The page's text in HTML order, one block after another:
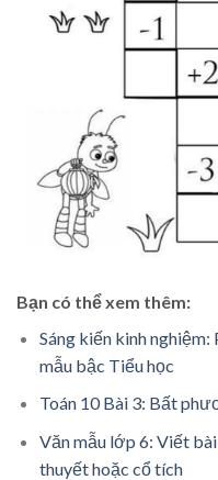
Bạn có thể xem thêm:
Sáng kiến kinh
mẫu bậc Tiểu học
Toán 10 Bài 3: Bất
Văn mẫu lớp 6: Viết
thuyết hoặc cổ tích